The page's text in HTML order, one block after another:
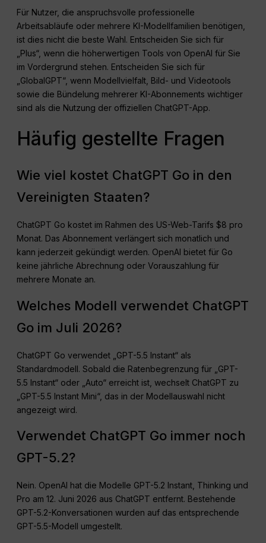
Für Nutzer, die anspruchsvolle professionelle
Arbeitsabläufe oder mehrere KI-Modellfamilien benötigen,
ist dies nicht die beste Wahl. Entscheiden Sie sich für
„Plus“, wenn die höherwertigen Tools von OpenAI für Sie
im Vordergrund stehen. Entscheiden Sie sich für
„GlobalGPT“, wenn Modellvielfalt, Bild- und Videotools
sowie die Bündelung mehrerer KI-Abonnements wichtiger
sind als die Nutzung der offiziellen ChatGPT-App.
Häufig gestellte Fragen
Wie viel kostet ChatGPT Go in den
Vereinigten Staaten?
ChatGPT Go kostet im Rahmen des US-Web-Tarifs $8 pro
Monat. Das Abonnement verlängert sich monatlich und
kann jederzeit gekündigt werden. OpenAI bietet für Go
keine jährliche Abrechnung oder Vorauszahlung für
mehrere Monate an.
Welches Modell verwendet ChatGPT
Go im Juli 2026?
ChatGPT Go verwendet „GPT-5.5 Instant“ als
Standardmodell. Sobald die Ratenbegrenzung für „GPT-
5.5 Instant“ oder „Auto“ erreicht ist, wechselt ChatGPT zu
„GPT-5.5 Instant Mini“, das in der Modellauswahl nicht
angezeigt wird.
Verwendet ChatGPT Go immer noch
GPT-5.2?
Nein. OpenAI hat die Modelle GPT-5.2 Instant, Thinking und
Pro am 12. Juni 2026 aus ChatGPT entfernt. Bestehende
GPT-5.2-Konversationen wurden auf das entsprechende
GPT-5.5-Modell umgestellt.